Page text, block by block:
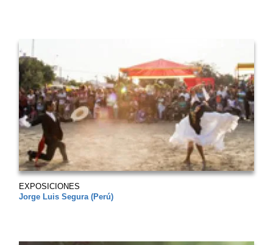
EXPOSICIONES
Jorge Luis Segura (Perú)